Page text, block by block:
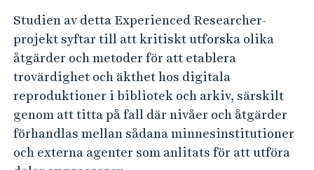
o
l
a
r
l
y
E
Studien av detta Experienced Researcher-
projekt syftar till att kritiskt utforska olika
åtgärder och metoder för att etablera
trovärdighet och äkthet hos digitala
reproduktioner i bibliotek och arkiv, särskilt
genom att titta på fall där nivåer och åtgärder
förhandlas mellan sådana minnesinstitutioner
och externa agenter som anlitats för att utföra